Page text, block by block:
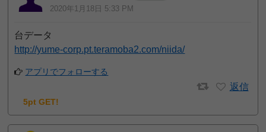
2020年1月18日 5:33 PM
台データ
http://yume-corp.pt.teramoba2.com/niida/
アプリでフォローする
返信
5pt GET!